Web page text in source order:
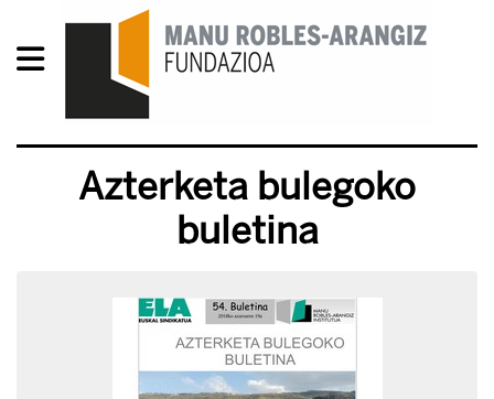
Azterketa bulegoko
buletina